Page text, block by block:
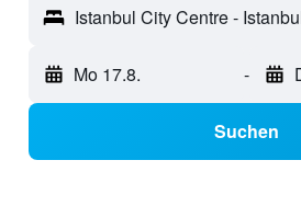
Istanbul City Centre -
Mo 17.8. -
Suchen